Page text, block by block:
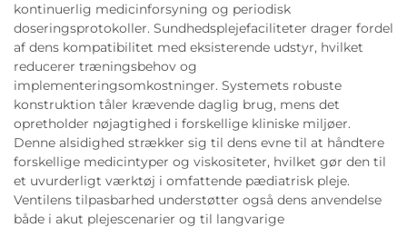
kontinuerlig medicinforsyning og periodisk
doseringsprotokoller. Sundhedsplejefaciliteter drager fordel
af dens kompatibilitet med eksisterende udstyr, hvilket
reducerer træningsbehov og
implementeringsomkostninger. Systemets robuste
konstruktion tåler krævende daglig brug, mens det
opretholder nøjagtighed i forskellige kliniske miljøer.
Denne alsidighed strækker sig til dens evne til at håndtere
forskellige medicintyper og viskositeter, hvilket gør den til
et uvurderligt værktøj i omfattende pædiatrisk pleje.
Ventilens tilpasbarhed understøtter også dens anvendelse
både i akut plejescenarier og til langvarige